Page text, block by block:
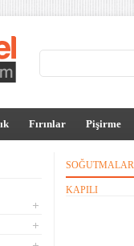
Fırınlar Pişirme
SOĞUTMALAR
KAPILI